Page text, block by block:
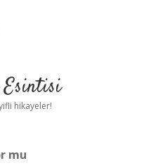
hikayeler!
mu